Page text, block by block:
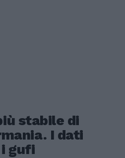
stabile di
I dati
gufi